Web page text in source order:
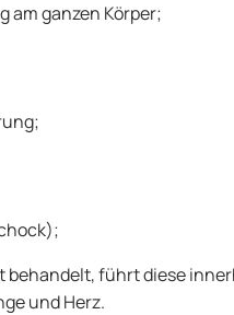
am ganzen Körper;
führt diese
und Herz.